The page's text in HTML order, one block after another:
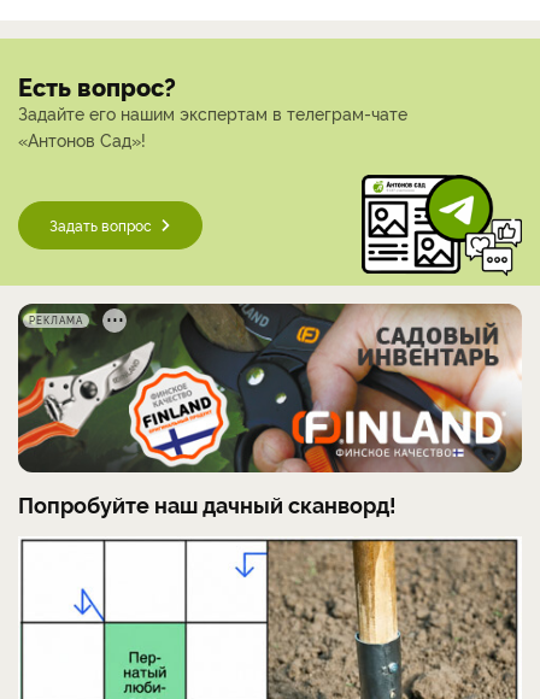
Есть вопрос?
Задайте его нашим экспертам в телеграм-чате
«Антонов Сад»!
Задать вопрос
РЕКЛАМА
Попробуйте наш дачный сканворд!